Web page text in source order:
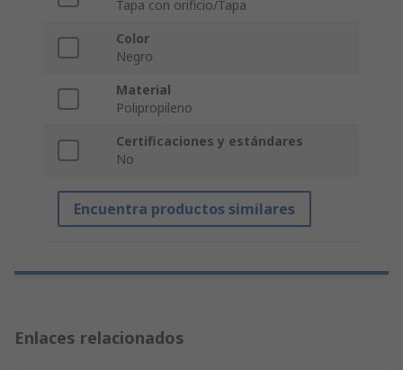
Tapa con orificio/Tapa
Color
Negro
Material
Polipropileno
Certificaciones y estándares
No
Encuentra productos similares
Enlaces relacionados